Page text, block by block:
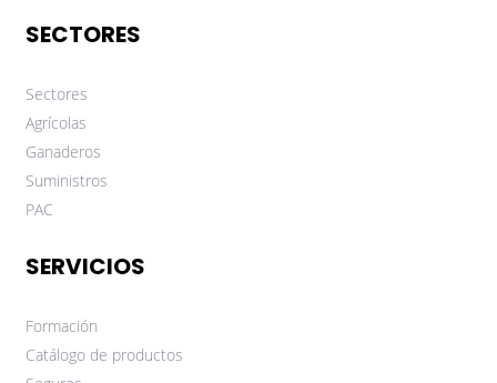
SECTORES
Sectores
Agrícolas
Ganaderos
Suministros
PAC
SERVICIOS
Formación
Catálogo de productos